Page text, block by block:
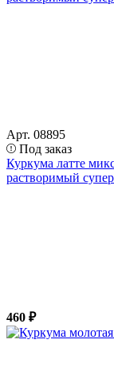
Арт. 08895
Под заказ
Куркума латте
растворимый
460 ₽